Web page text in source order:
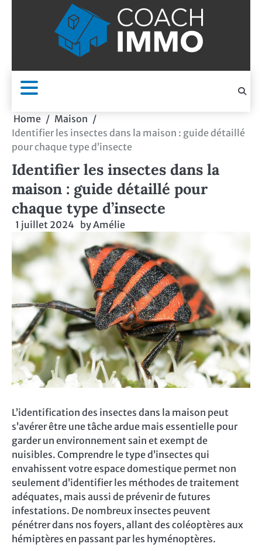
Home
Maison
Identifier les insectes dans la maison : guide détaillé
pour chaque type d’insecte
Identifier les insectes dans la
maison : guide détaillé pour
chaque type d’insecte
1 juillet 2024 byAmélie
L’identification des insectes dans la maison peut
s’avérer être une tâche ardue mais essentielle pour
garder un environnement sain et exempt de
nuisibles. Comprendre le type d’insectes qui
envahissent votre espace domestique permet non
seulement d’identifier les méthodes de traitement
adéquates, mais aussi de prévenir de futures
infestations. De nombreux insectes peuvent
pénétrer dans nos foyers, allant des coléoptères aux
hémiptères en passant par les hyménoptères.